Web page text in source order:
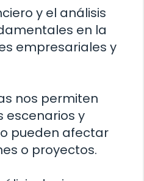
y el análisis
en la
empresariales y
nos permiten
escenarios y
pueden afectar
o proyectos.